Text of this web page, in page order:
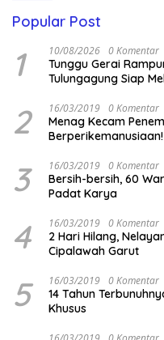
Popular Post
1 10/08/2026 0 Komentar
Tunggu Gerai
Tulungagung Siap
2 16/03/2019 0 Komentar
Menag Kecam
Berperikemanusiaan!
3 16/03/2019 0 Komentar
Bersih-bersih, 60
Padat Karya
4 16/03/2019 0 Komentar
2 Hari Hilang,
Cipalawah Garut
5 16/03/2019 0 Komentar
14 Tahun
Khusus